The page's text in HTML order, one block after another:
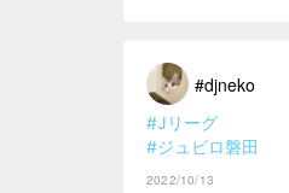
#djneko
#Jリーグ
#ジュビロ磐田
2022/10/13